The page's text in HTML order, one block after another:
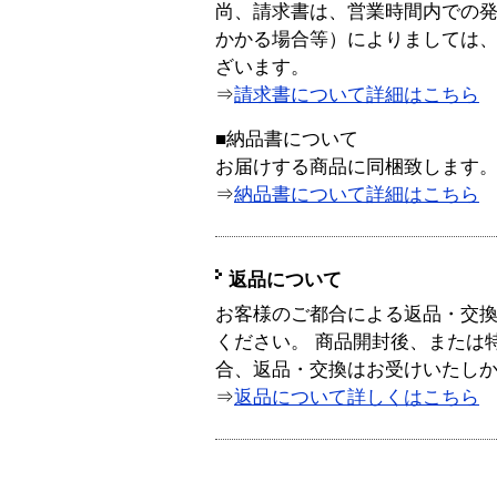
尚、請求書は、営業時間内での
かかる場合等）によりましては
ざいます。
⇒請求書について詳細はこちら
■納品書について
お届けする商品に同梱致します。
⇒納品書について詳細はこちら
返品について
お客様のご都合による返品・交
ください。 商品開封後、または
合、返品・交換はお受けいたし
⇒返品について詳しくはこちら